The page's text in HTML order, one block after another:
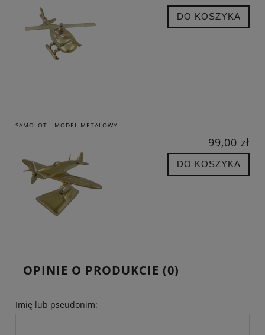
DO KOSZYKA
SAMOLOT - MODEL METALOWY
99,00 zł
DO KOSZYKA
OPINIE O PRODUKCIE (0)
Imię lub pseudonim: